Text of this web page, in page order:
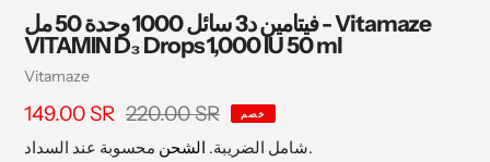
فيتامين د3 سائل 1000 وحدة 50 مل - Vitamaze
VITAMIN D₃ Drops 1,000 IU 50 ml
بائع
Vitamaze
سعر
البيع
149.00 SR
السعر 220.00 SR خصم
شامل الضريبة. الشحن محسوبة عند السداد.